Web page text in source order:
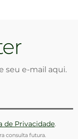
seu e-mail aqui.
de Privacidade.
consulta futura.